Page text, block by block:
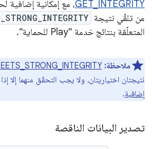
GET_INTEGRITY، مع إمكانية إضافية
من تلقّي نتيجة
المتعلّقة بنتائج خدمة "Play للحماية".
ملاحظة:
نتيجتان اختياريتان، ولا يجب التحقّق منهما إلا إذا
إضافية.
تصدير البيانات الناقصة